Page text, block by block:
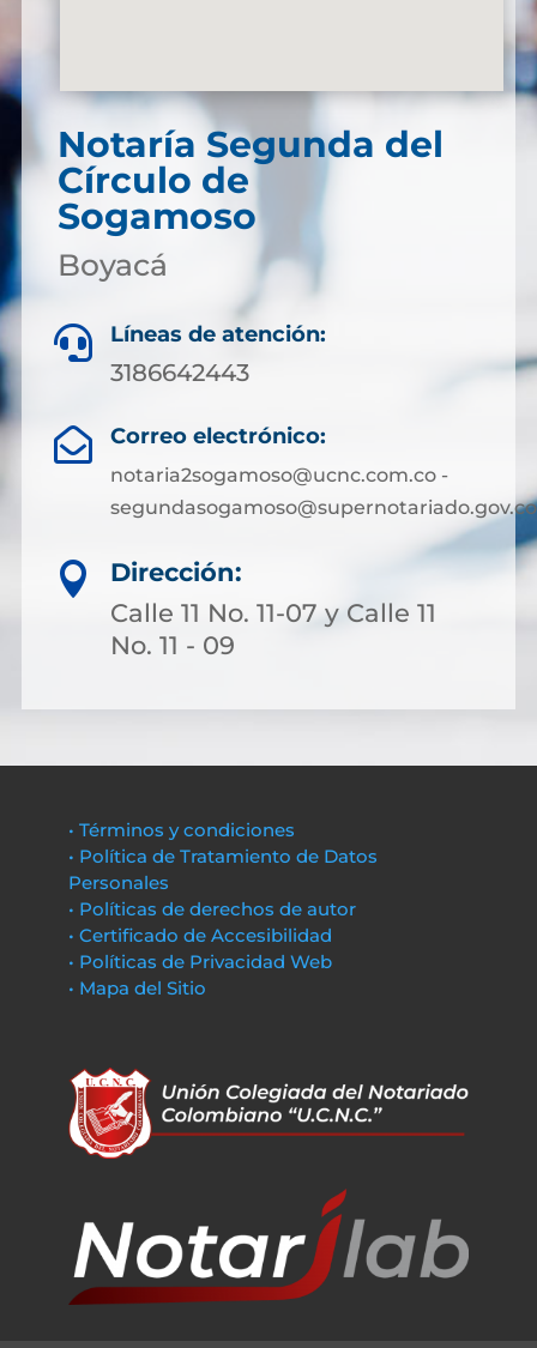
Notaría Segunda del
Círculo de
Sogamoso
Boyacá
 Líneas de atención:
3186642443
 Correo electrónico:
notaria2sogamoso@ucnc.com.co -
segundasogamoso@supernotariado.gov.co

Dirección:
Calle 11 No. 11-07 y Calle 11
No. 11 - 09
• Términos y condiciones
• Política de Tratamiento de Datos
Personales
• Políticas de derechos de autor
• Certificado de Accesibilidad
• Políticas de Privacidad Web
• Mapa del Sitio